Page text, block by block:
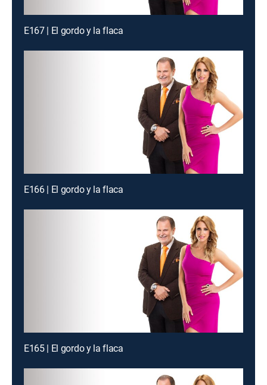
E167 | El gordo y la flaca
E166 | El gordo y la flaca
E165 | El gordo y la flaca